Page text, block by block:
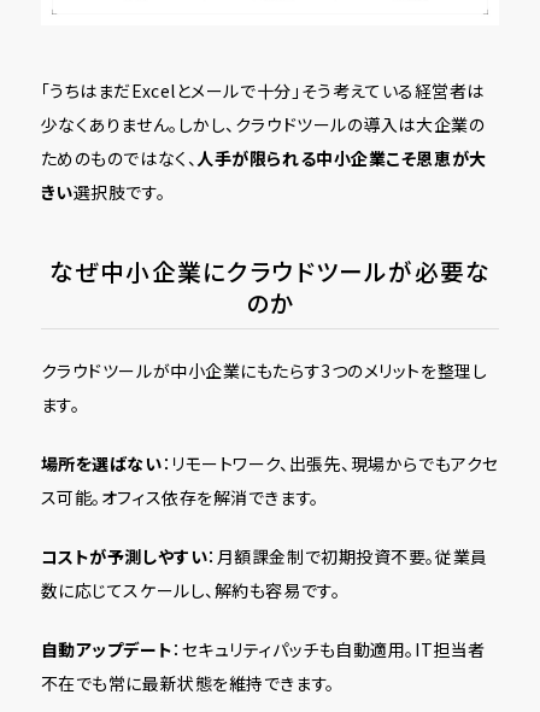
「うちはまだExcelとメールで十分」――そう考えている経営者は
少なくありません。しかし、クラウドツールの導入は大企業の
ためのものではなく、 人手が限られる中小企業こそ恩恵が大
きい選択肢です。
なぜ中小企業にクラウドツールが必要な
のか
クラウドツールが中小企業にもたらす3つのメリットを整理し
ます。
場所を選ばない：リモートワーク、出張先、現場からでもアクセ
ス可能。オフィス依存を解消できます。
コストが予測しやすい：月額課金制で初期投資不要。従業員
数に応じてスケールし、解約も容易です。
自動アップデート：セキュリティパッチも自動適用。IT担当者
不在でも常に最新状態を維持できます。